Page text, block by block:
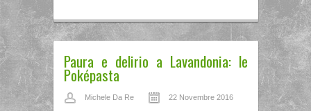
Paura e delirio a Lavandonia: le
Poképasta
Michele Da Re 22 Novembre 2016